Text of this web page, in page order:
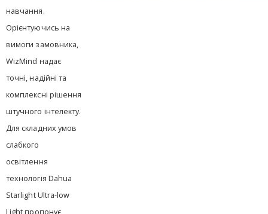
навчання.
Орієнтуючись на
вимоги замовника,
WizMind надає
точні, надійні та
комплексні рішення
штучного інтелекту.
Для складних умов
слабкого
освітлення
технологія Dahua
Starlight Ultra-low
Light пропонує